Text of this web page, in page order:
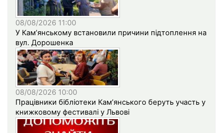
08/08/2026 11:00
У Кам’янському встановили причини підтоплення на
вул. Дорошенка
08/08/2026 10:00
Працівники бібліотеки Кам’янського беруть участь у
книжковому фестивалі у Львові